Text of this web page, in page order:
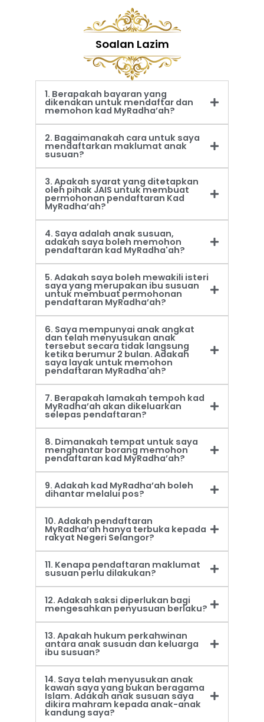
Soalan Lazim
1. Berapakah bayaran yang
dikenakan untuk mendaftar dan
memohon kad MyRadha’ah?
2. Bagaimanakah cara untuk saya
mendaftarkan maklumat anak
susuan?
3. Apakah syarat yang ditetapkan
oleh pihak JAIS untuk membuat
permohonan pendaftaran Kad
MyRadha’ah?
4. Saya adalah anak susuan,
adakah saya boleh memohon
pendaftaran kad MyRadha'ah?
5. Adakah saya boleh mewakili isteri
saya yang merupakan ibu susuan
untuk membuat permohonan
pendaftaran MyRadha’ah?
6. Saya mempunyai anak angkat
dan telah menyusukan anak
tersebut secara tidak langsung
ketika berumur 2 bulan. Adakah
saya layak untuk memohon
pendaftaran MyRadha'ah?
7. Berapakah lamakah tempoh kad
MyRadha’ah akan dikeluarkan
selepas pendaftaran?
8. Dimanakah tempat untuk saya
menghantar borang memohon
pendaftaran kad MyRadha’ah?
9. Adakah kad MyRadha’ah boleh
dihantar melalui pos?
10. Adakah pendaftaran
MyRadha’ah hanya terbuka kepada
rakyat Negeri Selangor?
11. Kenapa pendaftaran maklumat
susuan perlu dilakukan?
12. Adakah saksi diperlukan bagi
mengesahkan penyusuan berlaku?
13. Apakah hukum perkahwinan
antara anak susuan dan keluarga
ibu susuan?
14. Saya telah menyusukan anak
kawan saya yang bukan beragama
Islam. Adakah anak susuan saya
dikira mahram kepada anak-anak
kandung saya?